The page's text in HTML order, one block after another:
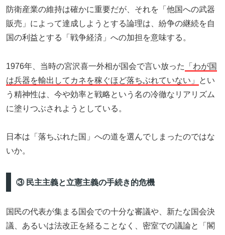
防衛産業の維持は確かに重要だが、それを「他国への武器
販売」によって達成しようとする論理は、紛争の継続を自
国の利益とする「戦争経済」への加担を意味する。
1976年、当時の宮沢喜一外相が国会で言い放った
「わが国
は兵器を輸出してカネを稼ぐほど落ちぶれていない」
とい
う精神性は、今や効率と戦略という名の冷徹なリアリズム
に塗りつぶされようとしている。
日本は「落ちぶれた国」への道を選んでしまったのではな
いか。
③ 民主主義と立憲主義の手続き的危機
国民の代表が集まる国会での十分な審議や、新たな国会決
議、あるいは法改正を経ることなく、密室での議論と「閣